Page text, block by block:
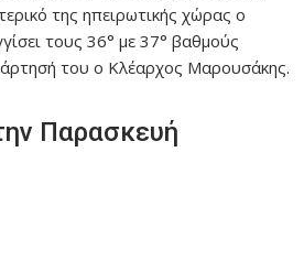
της ηπειρωτικής χώρας ο
τους 36° με 37° βαθμούς
του ο Κλέαρχος Μαρουσάκης.
Παρασκευή